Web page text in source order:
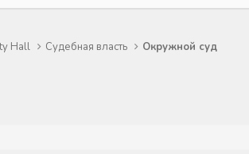
Hall Судебная власть Окружной суд